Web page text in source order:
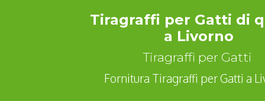
Tiragraffi per Gatti di
a Livorno
Tiragraffi per Gatti
Fornitura Tiragraffi per Gatti a